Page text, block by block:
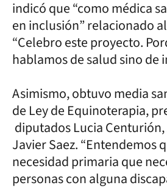
indicó que “como médica
en inclusión” relacionado
“Celebro este proyecto.
hablamos de salud sino de
Asimismo, obtuvo media
de Ley de Equinoterapia,
diputados Lucia
Javier Saez. “Entendemos
necesidad primaria que
personas con alguna